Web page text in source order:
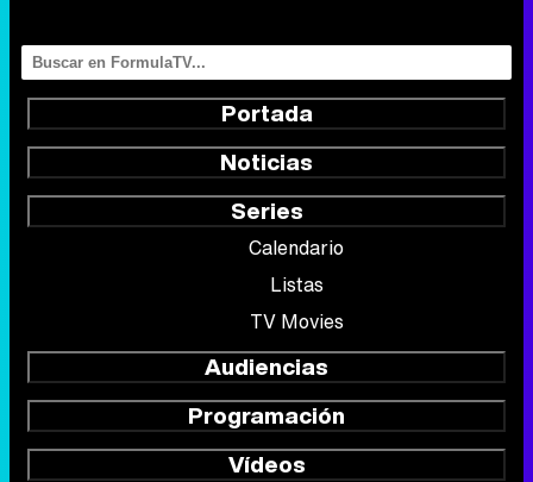
Portada
Noticias
Series
Calendario
Listas
TV Movies
Audiencias
Programación
Vídeos